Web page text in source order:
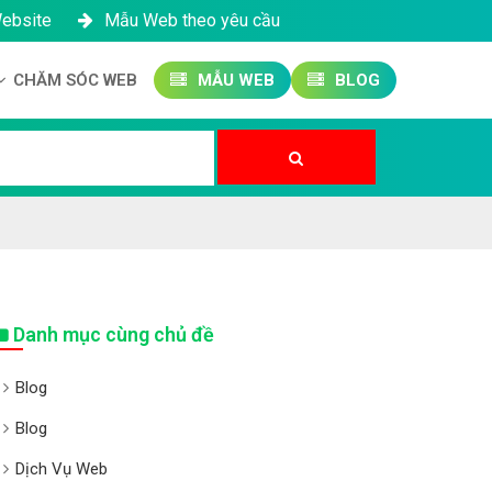
Mẫu Web theo yêu cầu
CHĂM SÓC WEB MẪU WEB BLOG
Danh mục cùng chủ đề
Blog
Blog
Dịch Vụ Web